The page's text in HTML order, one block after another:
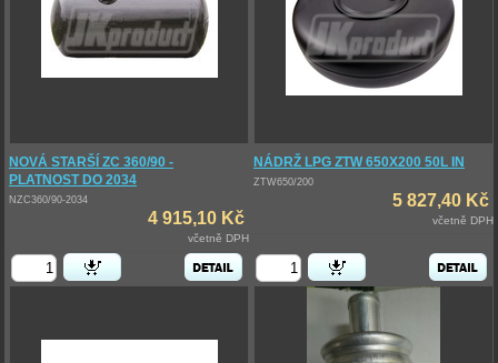
NOVÁ STARŠÍ ZC 360/90 -
PLATNOST DO 2034
NZC360/90-2034
4 915,10 Kč
včetně DPH
NÁDRŽ LPG ZTW 650X200 50L IN
ZTW650/200
5 827,40 Kč
včetně DPH